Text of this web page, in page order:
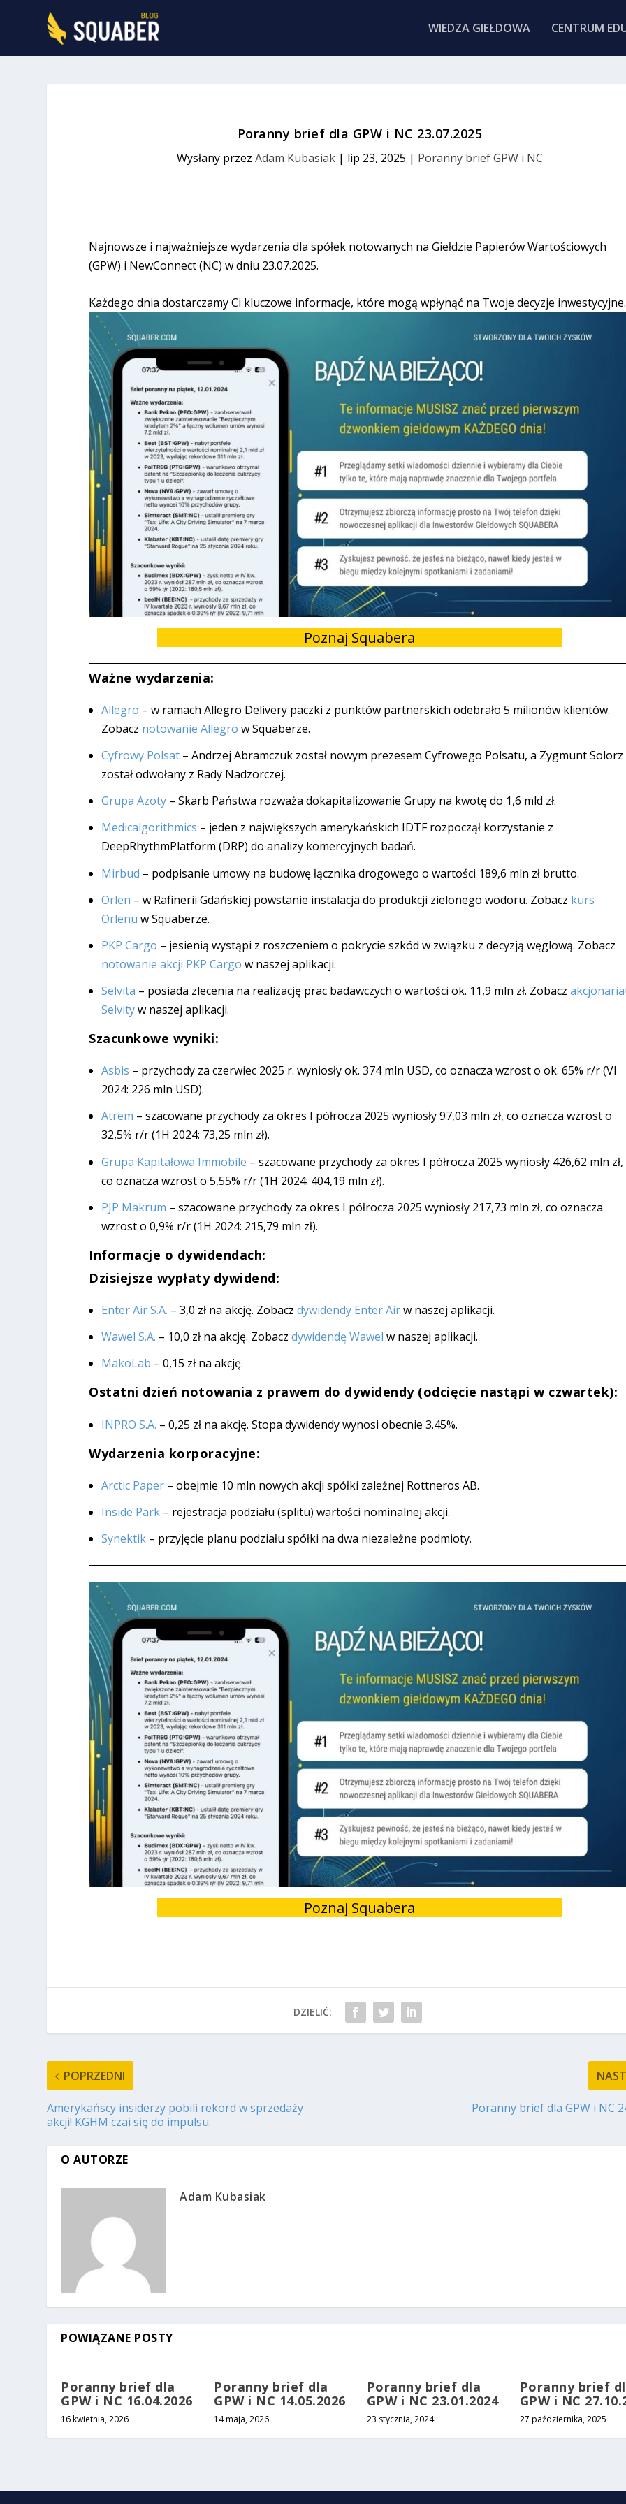
WIEDZA GIEŁDOWA CENTRUM
Poranny brief dla GPW i NC 23.07.2025
Wysłany przez Adam Kubasiak| lip 23, 2025 | Poranny brief GPW i NC
Najnowsze i najważniejsze wydarzenia dla spółek notowanych na Giełdzie Papierów Wartościowych
(GPW) i NewConnect (NC) w dniu 23.07.2025.
Każdego dnia dostarczamy Ci kluczowe informacje, które mogą wpłynąć na Twoje decyzje inwestycyjne.
Poznaj Squabera
Ważne wydarzenia:
Allegro – w ramach Allegro Delivery paczki z punktów partnerskich odebrało 5 milionów klientów.
Zobacz notowanie Allegro w Squaberze.
Cyfrowy Polsat – Andrzej Abramczuk został nowym prezesem Cyfrowego Polsatu, a Zygmunt Solorz
został odwołany z Rady Nadzorczej.
Grupa Azoty – Skarb Państwa rozważa dokapitalizowanie Grupy na kwotę do 1,6 mld zł.
Medicalgorithmics – jeden z największych amerykańskich IDTF rozpoczął korzystanie z
DeepRhythmPlatform (DRP) do analizy komercyjnych badań.
Mirbud – podpisanie umowy na budowę łącznika drogowego o wartości 189,6 mln zł brutto.
Orlen – w Rafinerii Gdańskiej powstanie instalacja do produkcji zielonego wodoru. Zobacz kurs
Orlenu w Squaberze.
PKP Cargo – jesienią wystąpi z roszczeniem o pokrycie szkód w związku z decyzją węglową. Zobacz
notowanie akcji PKP Cargo w naszej aplikacji.
Selvita – posiada zlecenia na realizację prac badawczych o wartości ok. 11,9 mln zł. Zobacz
Selvityw naszej aplikacji.
Szacunkowe wyniki:
Asbis – przychody za czerwiec 2025 r. wyniosły ok. 374 mln USD, co oznacza wzrost o ok. 65% r/r (VI
2024: 226 mln USD).
Atrem – szacowane przychody za okres I półrocza 2025 wyniosły 97,03 mln zł, co oznacza wzrost o
32,5% r/r (1H 2024: 73,25 mln zł).
Grupa Kapitałowa Immobile – szacowane przychody za okres I półrocza 2025 wyniosły 426,62 mln zł,
co oznacza wzrost o 5,55% r/r (1H 2024: 404,19 mln zł).
PJP Makrum – szacowane przychody za okres I półrocza 2025 wyniosły 217,73 mln zł, co oznacza
wzrost o 0,9% r/r (1H 2024: 215,79 mln zł).
Informacje o dywidendach:
Dzisiejsze wypłaty dywidend:
Enter Air S.A. – 3,0 zł na akcję. Zobaczdywidendy Enter Airw naszej aplikacji.
Wawel S.A. – 10,0 zł na akcję. Zobaczdywidendę Wawel w naszej aplikacji.
MakoLab – 0,15 zł na akcję.
Ostatni dzień notowania z prawem do dywidendy (odcięcie nastąpi w czwartek):
INPRO S.A. – 0,25 zł na akcję. Stopa dywidendy wynosi obecnie 3.45%.
Wydarzenia korporacyjne:
Arctic Paper – obejmie 10 mln nowych akcji spółki zależnej Rottneros AB.
Inside Park – rejestracja podziału (splitu) wartości nominalnej akcji.
Synektik – przyjęcie planu podziału spółki na dwa niezależne podmioty.
Poznaj Squabera
DZIELIĆ:
POPRZEDNI
Amerykańscy insiderzy pobili rekord w sprzedaży
akcji! KGHM czai się do impulsu.
Poranny brief dla GPW i NC
O AUTORZE
Adam Kubasiak
POWIĄZANE POSTY
Poranny brief dla
GPW i NC 16.04.2026
16 kwietnia, 2026
Poranny brief dla
GPW i NC 14.05.2026
14 maja, 2026
Poranny brief dla
GPW i NC 23.01.2024
23 stycznia, 2024
Poranny brief
GPW i NC
27 października, 2025